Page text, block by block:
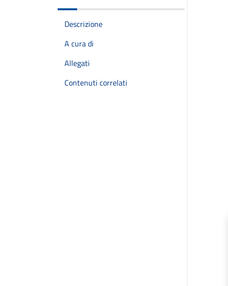
Descrizione
A cura di
Allegati
Contenuti correlati